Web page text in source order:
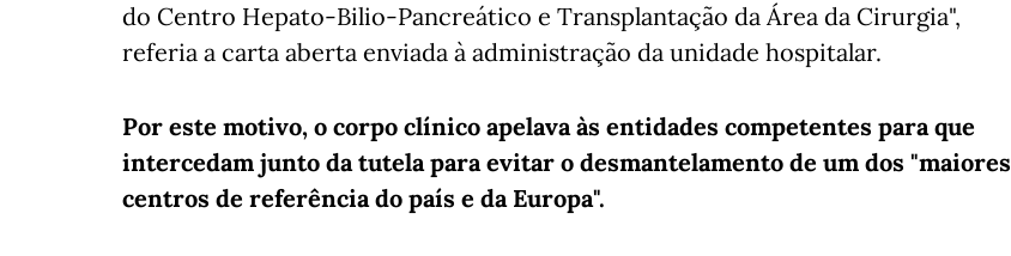
do Centro Hepato-Bilio-Pancreático e Transplantação da Área da Cirurgia",
referia a carta aberta enviada à administração da unidade hospitalar.
Por este motivo, o corpo clínico apelava às entidades competentes para que
intercedam junto da tutela para evitar o desmantelamento de um dos "maiores
centros de referência do país e da Europa".